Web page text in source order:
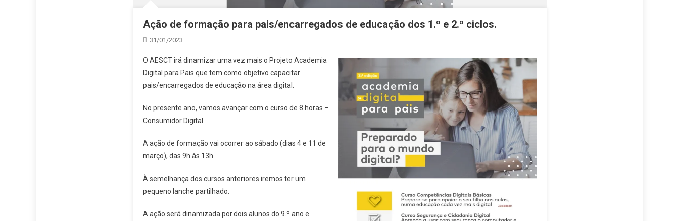
Ação de formação para pais/encarregados de educação dos 1.º e 2.º ciclos.
31/01/2023
O AESCT irá dinamizar uma vez mais o Projeto Academia
Digital para Pais que tem como objetivo capacitar
pais/encarregados de educação na área digital.
No presente ano, vamos avançar com o curso de 8 horas –
Consumidor Digital.
A ação de formação vai ocorrer ao sábado (dias 4 e 11 de
março), das 9h às 13h.
À semelhança dos cursos anteriores iremos ter um
pequeno lanche partilhado.
A ação será dinamizada por dois alunos do 9.º ano e